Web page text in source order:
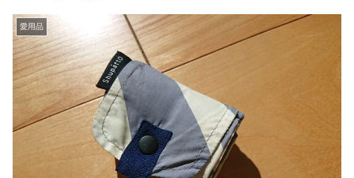
愛用品